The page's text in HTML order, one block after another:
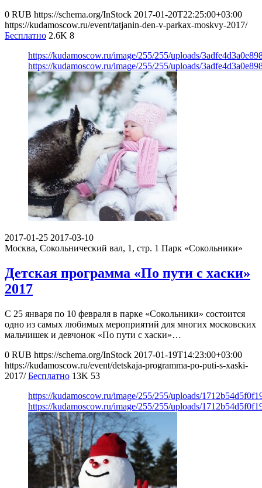
0 RUB https://schema.org/InStock 2017-01-20T22:25:00+03:00
https://kudamoscow.ru/event/tatjanin-den-v-parkax-moskvy-2017/
Бесплатно 2.6K 8
https://kudamoscow.ru/image/255/255/uploads/
https://kudamoscow.ru/image/255/255/uploads/
2017-01-25 2017-03-10
Москва, Сокольнический вал, 1, стр. 1 Парк «Сокольники»
Детская программа «По пути с хаски»
2017
С 25 января по 10 февраля в парке «Сокольники» состоится
одно из самых любимых мероприятий для многих московских
мальчишек и девчонок «По пути с хаски»…
0 RUB https://schema.org/InStock 2017-01-19T14:23:00+03:00
https://kudamoscow.ru/event/detskaja-programma-po-puti-s-xaski-
2017/ Бесплатно 13K 53
https://kudamoscow.ru/image/255/255/uploads/
https://kudamoscow.ru/image/255/255/uploads/